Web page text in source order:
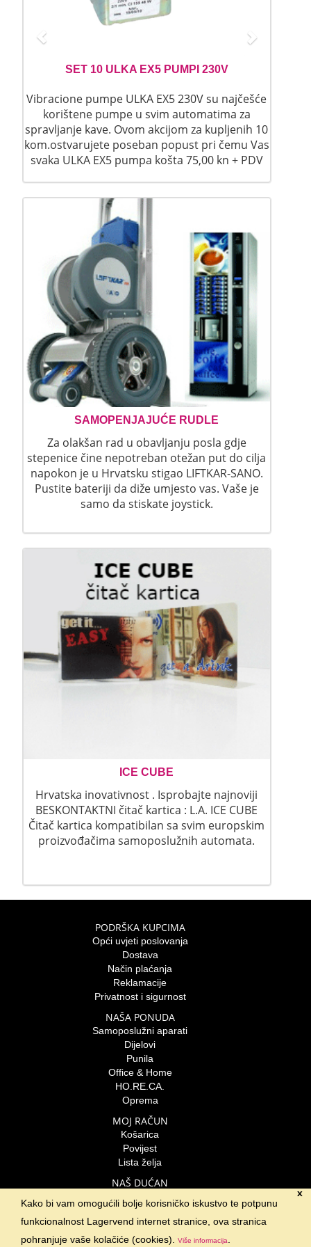
SET 10 ULKA EX5 PUMPI 230V
Vibracione pumpe ULKA EX5 230V su najčešće
korištene pumpe u svim automatima za
spravljanje kave. Ovom akcijom za kupljenih 10
kom.ostvarujete poseban popust pri čemu Vas
svaka ULKA EX5 pumpa košta 75,00 kn + PDV
s
SAMOPENJAJUĆE RUDLE
Za olakšan rad u obavljanju posla gdje
stepenice čine nepotreban otežan put do cilja
napokon je u Hrvatsku stigao LIFTKAR-SANO.
Pustite bateriji da diže umjesto vas. Vaše je
samo da stiskate joystick.
ICE CUBE
Hrvatska inovativnost . Isprobajte najnoviji
BESKONTAKTNI čitač kartica : L.A. ICE CUBE
Čitač kartica kompatibilan sa svim europskim
proizvođačima samoposlužnih automata.
PODRŠKA KUPCIMA
Opći uvjeti poslovanja
Dostava
Način plaćanja
Reklamacije
Privatnost i sigurnost
NAŠA PONUDA
Samoposlužni aparati
Dijelovi
Punila
Office & Home
HO.RE.CA.
Oprema
MOJ RAČUN
Košarica
Povijest
Lista želja
NAŠ DUĆAN
Braće Radić 23- odvojak
Velika Gorica
01-6235-806
x
Kako bi vam omogućili bolje korisničko iskustvo te potpunu
funkcionalnost Lagervend internet stranice, ova stranica
pohranjuje vaše kolačiće (cookies).
Više informacija